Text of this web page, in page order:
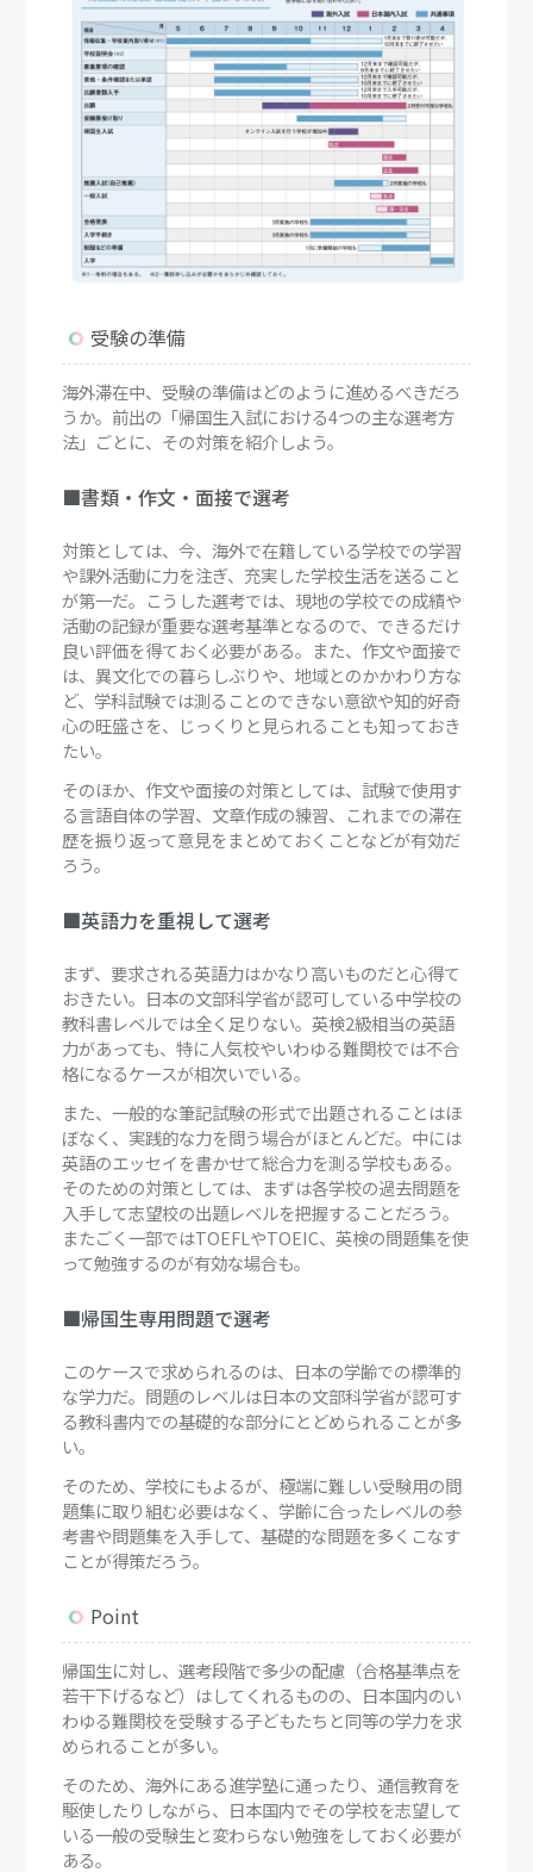
受験の準備
海外滞在中、受験の準備はどのように進めるべきだろ
うか。前出の「帰国生入試における4つの主な選考方
法」ごとに、その対策を紹介しよう。
■書類・作文・面接で選考
対策としては、今、海外で在籍している学校での学習
や課外活動に力を注ぎ、充実した学校生活を送ること
が第一だ。こうした選考では、現地の学校での成績や
活動の記録が重要な選考基準となるので、できるだけ
良い評価を得ておく必要がある。また、作文や面接で
は、異文化での暮らしぶりや、地域とのかかわり方な
ど、学科試験では測ることのできない意欲や知的好奇
心の旺盛さを、じっくりと見られることも知っておき
たい。
そのほか、作文や面接の対策としては、試験で使用す
る言語自体の学習、文章作成の練習、これまでの滞在
歴を振り返って意見をまとめておくことなどが有効だ
ろう。
■英語力を重視して選考
まず、要求される英語力はかなり高いものだと心得て
おきたい。日本の文部科学省が認可している中学校の
教科書レベルでは全く足りない。英検2級相当の英語
力があっても、特に人気校やいわゆる難関校では不合
格になるケースが相次いでいる。
また、一般的な筆記試験の形式で出題されることはほ
ぼなく、実践的な力を問う場合がほとんどだ。中には
英語のエッセイを書かせて総合力を測る学校もある。
そのための対策としては、まずは各学校の過去問題を
入手して志望校の出題レベルを把握することだろう。
またごく一部ではTOEFLやTOEIC、英検の問題集を使
って勉強するのが有効な場合も。
■帰国生専用問題で選考
このケースで求められるのは、日本の学齢での標準的
な学力だ。問題のレベルは日本の文部科学省が認可す
る教科書内での基礎的な部分にとどめられることが多
い。
そのため、学校にもよるが、極端に難しい受験用の問
題集に取り組む必要はなく、学齢に合ったレベルの参
考書や問題集を入手して、基礎的な問題を多くこなす
ことが得策だろう。
Point
帰国生に対し、選考段階で多少の配慮（合格基準点を
若干下げるなど）はしてくれるものの、日本国内のい
わゆる難関校を受験する子どもたちと同等の学力を求
められることが多い。
そのため、海外にある進学塾に通ったり、通信教育を
駆使したりしながら、日本国内でその学校を志望して
いる一般の受験生と変わらない勉強をしておく必要が
ある。